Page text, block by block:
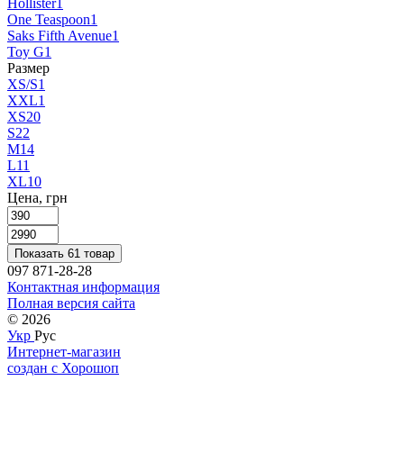
One Teaspoon1
Saks Fifth Avenue1
Toy G1
Размер
XS/S1
XXL1
XS20
S22
M14
L11
XL10
Цена, грн
Показать 61 товар
097 871-28-28
Контактная информация
Полная версия сайта
© 2026
Укр Рус
Интернет-магазин
создан с Хорошоп